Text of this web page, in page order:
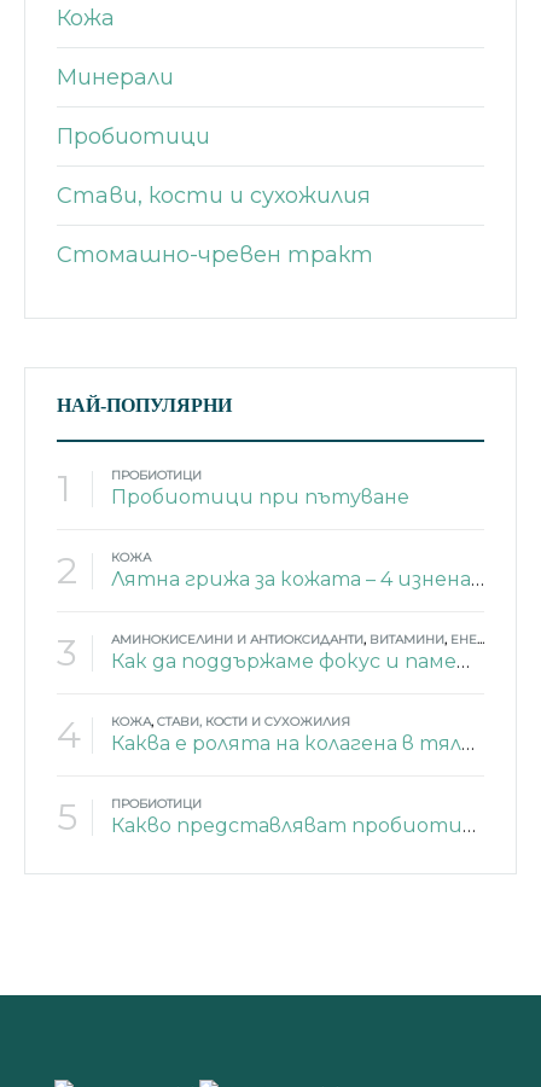
Кожа
Минерали
Пробиотици
Стави, кости и сухожилия
Стомашно-чревен тракт
НАЙ-ПОПУЛЯРНИ
1 ПРОБИОТИЦИ
Пробиотици при пътуване
2 КОЖА
Лятна грижа за кожата – 4 изненадващи съставки
3 АМИНОКИСЕЛИНИ И АНТИОКСИДАНТИ, ВИТАМИНИ, ЕНЕРГИЯ
Как да поддържаме фокус и памет през лятото?
4 КОЖА, СТАВИ, КОСТИ И СУХОЖИЛИЯ
Каква е ролята на колагена в тялото?
5 ПРОБИОТИЦИ
Какво представляват пробиотиците?